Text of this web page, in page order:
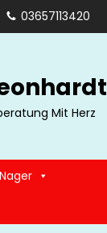
03657113420
Mit Herz
Nager